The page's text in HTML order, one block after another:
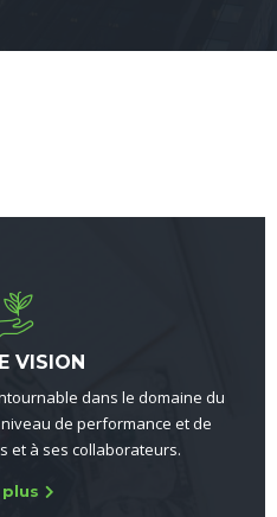
VISION
dans le domaine du
de performance et de
et à ses collaborateurs.